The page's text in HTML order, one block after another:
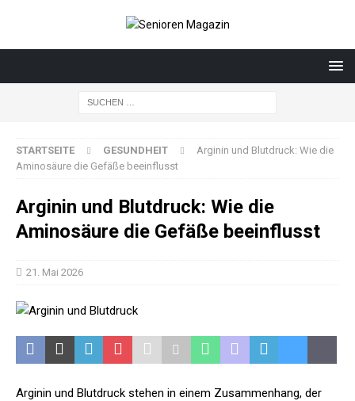
STARTSEITE GESUNDHEIT
Arginin und Blutdruck: Wie die
Aminosäure die Gefäße beeinflusst
Arginin und Blutdruck: Wie die
Aminosäure die Gefäße beeinflusst
21. Mai 2026
Arginin und Blutdruck stehen in einem Zusammenhang, der